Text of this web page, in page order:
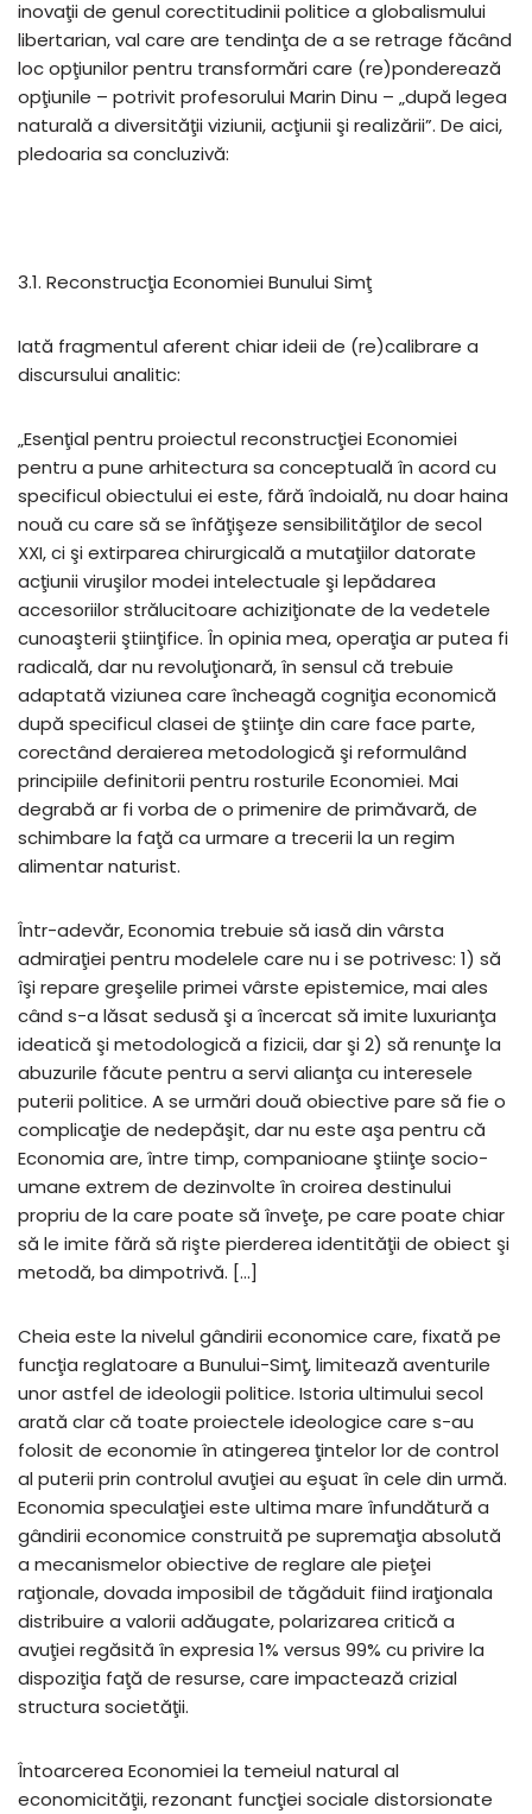
inovaţii de genul corectitudinii politice a globalismului
libertarian, val care are tendinţa de a se retrage făcând
loc opţiunilor pentru transformări care (re)ponderează
opţiunile – potrivit profesorului Marin Dinu – „după legea
naturală a diversităţii viziunii, acţiunii şi realizării”. De aici,
pledoaria sa concluzivă:
3.1. Reconstrucţia Economiei Bunului Simţ
Iată fragmentul aferent chiar ideii de (re)calibrare a
discursului analitic:
„Esenţial pentru proiectul reconstrucţiei Economiei
pentru a pune arhitectura sa conceptuală în acord cu
specificul obiectului ei este, fără îndoială, nu doar haina
nouă cu care să se înfăţişeze sensibilităţilor de secol
XXI, ci şi extirparea chirurgicală a mutaţiilor datorate
acţiunii viruşilor modei intelectuale şi lepădarea
accesoriilor strălucitoare achiziţionate de la vedetele
cunoaşterii ştiinţifice. În opinia mea, operaţia ar putea fi
radicală, dar nu revoluţionară, în sensul că trebuie
adaptată viziunea care încheagă cogniţia economică
după specificul clasei de ştiinţe din care face parte,
corectând deraierea metodologică şi reformulând
principiile definitorii pentru rosturile Economiei. Mai
degrabă ar fi vorba de o primenire de primăvară, de
schimbare la faţă ca urmare a trecerii la un regim
alimentar naturist.
Într-adevăr, Economia trebuie să iasă din vârsta
admiraţiei pentru modelele care nu i se potrivesc: 1) să
îşi repare greşelile primei vârste epistemice, mai ales
când s-a lăsat sedusă şi a încercat să imite luxurianţa
ideatică şi metodologică a fizicii, dar şi 2) să renunţe la
abuzurile făcute pentru a servi alianţa cu interesele
puterii politice. A se urmări două obiective pare să fie o
complicaţie de nedepăşit, dar nu este aşa pentru că
Economia are, între timp, companioane ştiinţe socio-
umane extrem de dezinvolte în croirea destinului
propriu de la care poate să înveţe, pe care poate chiar
să le imite fără să rişte pierderea identităţii de obiect şi
metodă, ba dimpotrivă. […]
Cheia este la nivelul gândirii economice care, fixată pe
funcţia reglatoare a Bunului-Simţ, limitează aventurile
unor astfel de ideologii politice. Istoria ultimului secol
arată clar că toate proiectele ideologice care s-au
folosit de economie în atingerea ţintelor lor de control
al puterii prin controlul avuţiei au eşuat în cele din urmă.
Economia speculaţiei este ultima mare înfundătură a
gândirii economice construită pe supremaţia absolută
a mecanismelor obiective de reglare ale pieţei
raţionale, dovada imposibil de tăgăduit fiind iraţionala
distribuire a valorii adăugate, polarizarea critică a
avuţiei regăsită în expresia 1% versus 99% cu privire la
dispoziţia faţă de resurse, care impactează crizial
structura societăţii.
Întoarcerea Economiei la temeiul natural al
economicităţii, rezonant funcţiei sociale distorsionate